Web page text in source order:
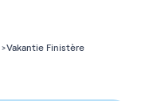
Vakantie Finistère